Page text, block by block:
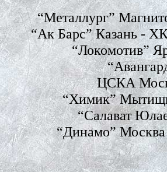
“Металлург”
“Ак Барс” Казань -
“Локомотив”
ЦСКА
“Химик”
“Салават
“Динамо”